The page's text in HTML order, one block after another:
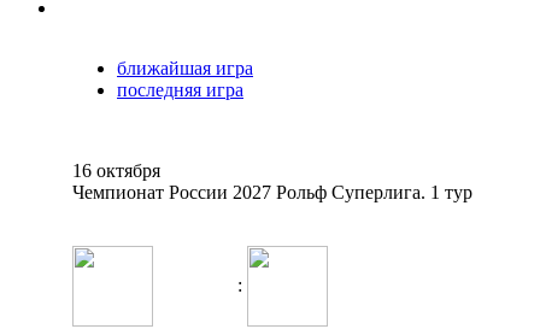
ближайшая игра
последняя игра
16 октября
Чемпионат России 2027 Рольф Суперлига. 1 тур
: